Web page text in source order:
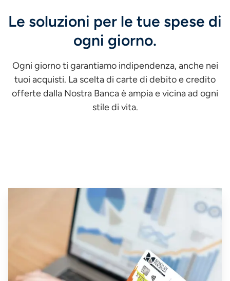
Le soluzioni per le tue spese di
ogni giorno.
Ogni giorno ti garantiamo indipendenza, anche nei
tuoi acquisti. La scelta di carte di debito e credito
offerte dalla Nostra Banca è ampia e vicina ad ogni
stile di vita.